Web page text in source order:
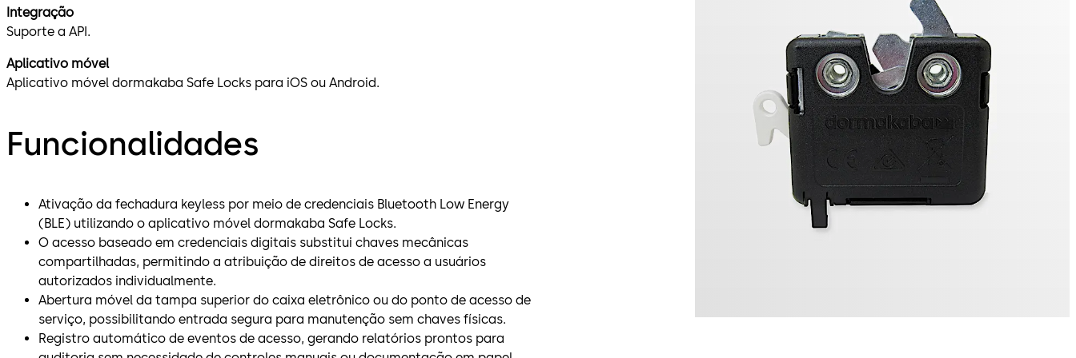
Integração
Suporte a API.
Aplicativo móvel
Aplicativo móvel dormakaba Safe Locks para iOS ou Android.
Funcionalidades
Ativação da fechadura keyless por meio de credenciais Bluetooth Low Energy
(BLE) utilizando o aplicativo móvel dormakaba Safe Locks.
O acesso baseado em credenciais digitais substitui chaves mecânicas
compartilhadas, permitindo a atribuição de direitos de acesso a usuários
autorizados individualmente.
Abertura móvel da tampa superior do caixa eletrônico ou do ponto de acesso de
serviço, possibilitando entrada segura para manutenção sem chaves físicas.
Registro automático de eventos de acesso, gerando relatórios prontos para